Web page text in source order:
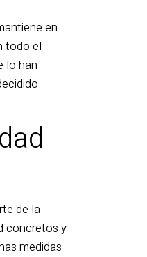
en
todo el
lo han
de la
concretos y
medidas